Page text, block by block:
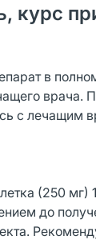
курс
в
врача.
с лечащим
(250 мг)
до